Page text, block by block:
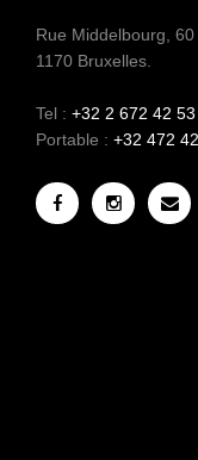
Rue Middelbourg, 60
1170 Bruxelles.
Tel :+32 2 672 42 53
Portable :+32 472